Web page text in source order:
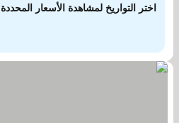
اختر التواريخ لمشاهدة الأسعار المحددة